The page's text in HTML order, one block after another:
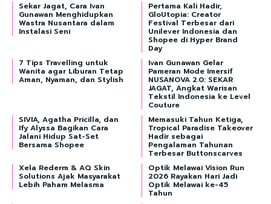
Sekar Jagat, Cara Ivan
Gunawan Menghidupkan
Wastra Nusantara dalam
Instalasi Seni
Pertama Kali Hadir,
GloUtopia: Creator
Festival Terbesar dari
Unilever Indonesia dan
Shopee di Hyper Brand
Day
7 Tips Travelling untuk
Wanita agar Liburan Tetap
Aman, Nyaman, dan Stylish
Ivan Gunawan Gelar
Pameran Mode Imersif
NUSANOVA 2.0: SEKAR
JAGAT, Angkat Warisan
Tekstil Indonesia ke Level
Couture
SIVIA, Agatha Pricilla, dan
Ify Alyssa Bagikan Cara
Jalani Hidup Sat-Set
Bersama Shopee
Memasuki Tahun Ketiga,
Tropical Paradise Takeover
Hadir sebagai
Pengalaman Tahunan
Terbesar Buttonscarves
Xela Rederm & AQ Skin
Solutions Ajak Masyarakat
Lebih Paham Melasma
Optik Melawai Vision Run
2026 Rayakan Hari Jadi
Optik Melawai ke-45
Tahun